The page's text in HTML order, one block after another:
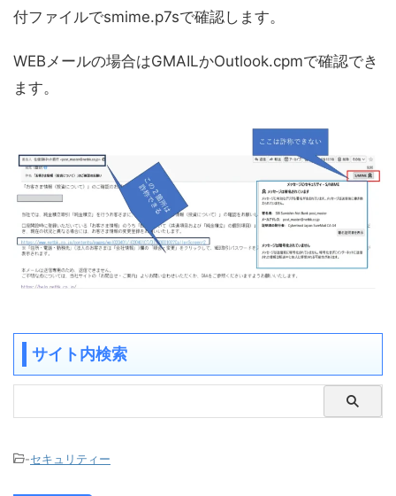
付ファイルでsmime.p7sで確認します。
WEBメールの場合はGMAILかOutlook.cpmで確認でき
ます。
サイト内検索
-セキュリティー